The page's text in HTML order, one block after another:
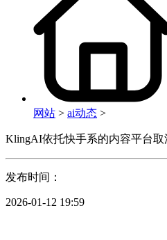
网站 > ai动态 >
KlingAI依托快手系的内容平台取
发布时间：
2026-01-12 19:59